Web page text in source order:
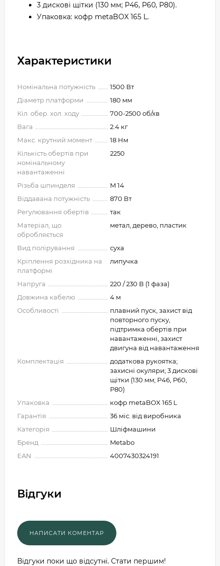
3 дискові щітки (130 мм; P46, P60, P80).
Упаковка: кофр metaBOX 165 L.
Характеристики
Номінальна потужність
1500 Вт
Діаметр платформи
180 мм
Кіл. обер. хол. ходу
700-2500 об/хв
Вага
2.4 кг
Макс. крутний момент
18 Нм
Кількість обертів при
номінальному
навантаженні
2250
Різьба шпинделя
M 14
Віддавана потужність
870 Вт
Регулювання обертів
так
Матеріал, що
обробляється
метал, дерево, пластик
Вид полірування
суха
Кріплення розхідника на
платформі
липучка
Напруга
220 / 230 В (1 фаза)
Довжина кабелю
4 м
Особливості
плавний пуск, захист від
повторного пуску,
підтримка обертів при
навантаженні, захист
двигуна від навантаження
Комплектація
додаткова рукоятка;
захисні окуляри; 3 дискові
щітки (130 мм; P46, P60,
P80)
Упаковка
кофр metaBOX 165 L
Гарантія
36 міс. від виробника
Категорія
Шліфмашини
Бренд
Metabo
EAN
4007430324191
Відгуки
Відгуки поки що відсутні. Стати першим!